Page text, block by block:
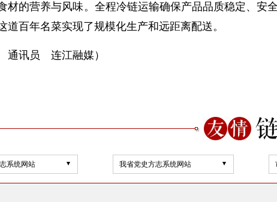
材的营养与风味。全程冷链运输确保产品品质稳定、安
道百年名菜实现了规模化生产和远距离配送。
讯员 连江融媒）
系统网站 我省党史方志系统网站